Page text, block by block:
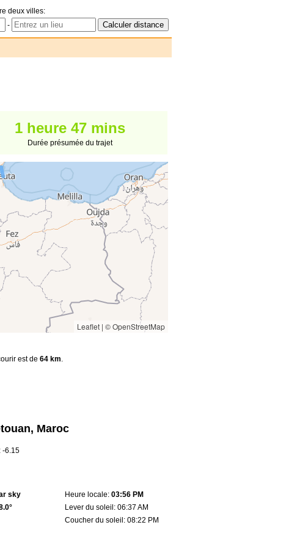
deux villes:
-
1 heure 47 mins
Durée présumée du trajet
Leaflet | © OpenStreetMap
est de 64 km.
Maroc
-6.15
sky
Heure locale: 03:56 PM
Lever du soleil: 06:37 AM
Coucher du soleil: 08:22 PM